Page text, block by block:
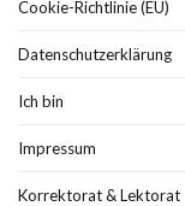
Cookie-Richtlinie (EU)
Datenschutzerklärung
Ich bin
Impressum
Korrektorat & Lektorat